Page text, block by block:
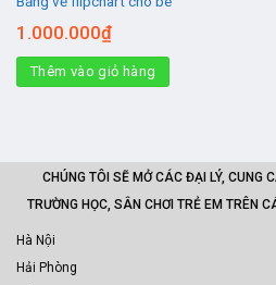
1.000.000₫
Thêm vào giỏ hàng
CHÚNG TÔI SẼ MỞ CÁC ĐẠI LÝ, CUNG
TRƯỜNG HỌC, SÂN CHƠI TRẺ EM TRÊN
Hà Nội
Hải Phòng